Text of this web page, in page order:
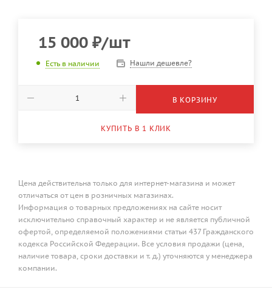
15 000 ₽/шт
Есть в наличии Нашли дешевле?
В КОРЗИНУ
КУПИТЬ В 1 КЛИК
Цена действительна только для интернет-магазина и может
отличаться от цен в розничных магазинах.
Информация о товарных предложениях на сайте носит
исключительно справочный характер и не является публичной
офертой, определяемой положениями статьи 437 Гражданского
кодекса Российской Федерации. Все условия продажи (цена,
наличие товара, сроки доставки и т. д.) уточняются у менеджера
компании.